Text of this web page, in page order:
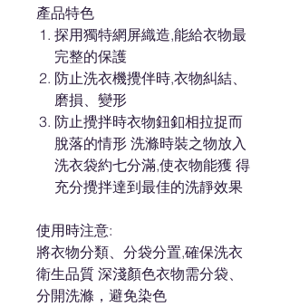
產品特色
探用獨特網屏織造,能給衣物最
完整的保護
防止洗衣機攪伴時,衣物糾結、
磨損、變形
防止攪拌時衣物鈕釦相拉捉而
脫落的情形 洗滌時裝之物放入
洗衣袋約七分滿,使衣物能獲 得
充分攪拌達到最佳的洗靜效果
使用時注意:
將衣物分類、分袋分置,確保洗衣
衛生品質 深淺顏色衣物需分袋、
分開洗滌，避免染色